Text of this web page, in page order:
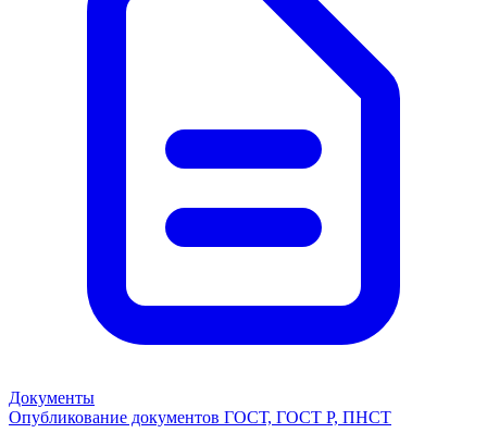
Документы
Опубликование документов ГОСТ, ГОСТ Р, ПНСТ